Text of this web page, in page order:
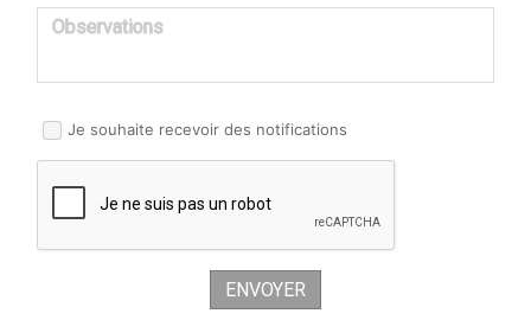
Observations
Je souhaite recevoir des notifications
ENVOYER